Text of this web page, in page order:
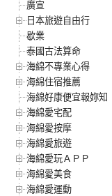
廣宣
日本旅遊自由行
歇業
泰國古法算命
海綿不專業心得
海綿住宿推薦
海綿好康便宜報妳知
海綿愛宅配
海綿愛按摩
海綿愛旅遊
海綿愛玩ＡＰＰ
海綿愛美食
海綿愛運動